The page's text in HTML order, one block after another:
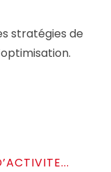
stratégies de